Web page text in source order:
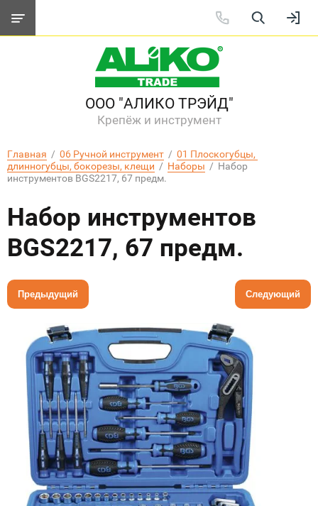
ООО "АЛИКО ТРЭЙД"
Крепёж и инструмент
Главная
  /
06 Ручной инструмент
  /
01 Плоскогубцы,
длинногубцы, бокорезы, клещи
  /
Наборы
  /  Набор
инструментов BGS2217, 67 предм.
Набор инструментов
BGS2217, 67 предм.
Предыдущий Следующий